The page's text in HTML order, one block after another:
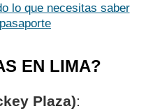
lo que necesitas saber
EN LIMA?
Plaza):